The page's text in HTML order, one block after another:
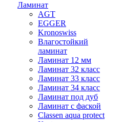
Ламинат
AGT
EGGER
Kronoswiss
Влагостойкий
ламинат
Ламинат 12 мм
Ламинат 32 класс
Ламинат 33 класс
Ламинат 34 класс
Ламинат под дуб
Ламинат с фаской
Classen aqua protect